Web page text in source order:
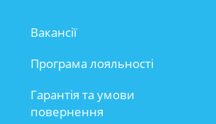
Вакансії
Програма лояльності
Гарантія та умови
повернення